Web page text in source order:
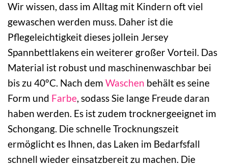
Wir wissen, dass im Alltag mit Kindern oft viel
gewaschen werden muss. Daher ist die
Pflegeleichtigkeit dieses jollein Jersey
Spannbettlakens ein weiterer großer Vorteil. Das
Material ist robust und maschinenwaschbar bei
bis zu 40°C. Nach dem Waschen behält es seine
Form und Farbe, sodass Sie lange Freude daran
haben werden. Es ist zudem trocknergeeignet im
Schongang. Die schnelle Trocknungszeit
ermöglicht es Ihnen, das Laken im Bedarfsfall
schnell wieder einsatzbereit zu machen. Die